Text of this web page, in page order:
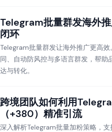
Telegram批量群发海外
闭环
Telegram批量群发让海外推广更高
同、自动防风控与多语言群发，帮
达与转化。
跨境团队如何利用
（+380）精准引流
深入解析Telegram批量加粉策略，支